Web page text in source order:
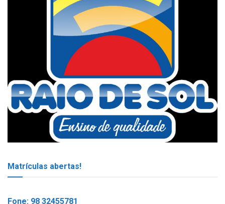
Matrículas abertas!
Fone: 98 32455781